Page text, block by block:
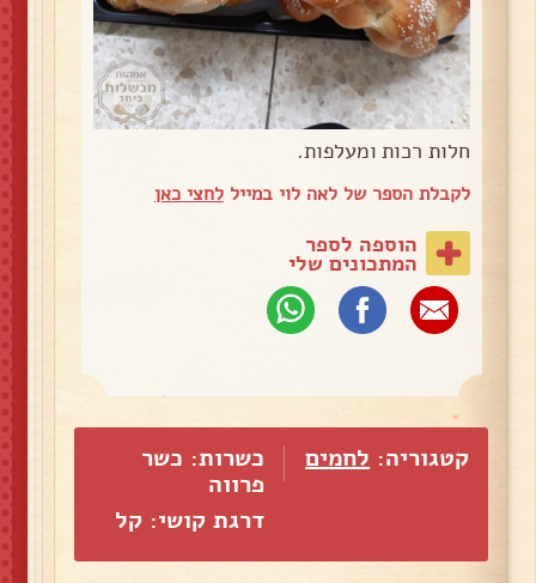
חלות רכות ומעלפות.
לקבלת הספר של לאה לוי במייללחצי כאן
הוספה לספר
המתכונים שלי
קטגוריה: לחמים
כשרות: כשר
פרווה
דרגת קושי: קל